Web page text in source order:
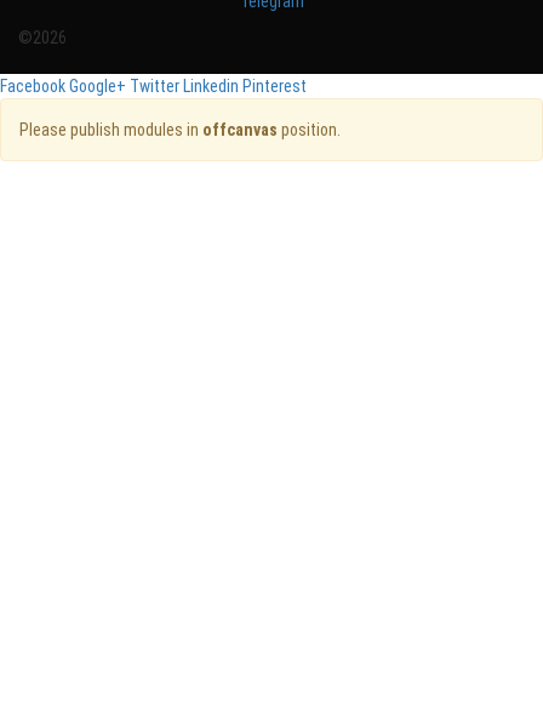
©2026
FacebookGoogle+ Twitter Linkedin Pinterest
Please publish modules in offcanvas position.